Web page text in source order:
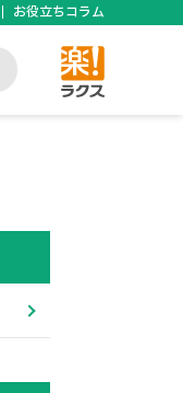
お役立ちコラム